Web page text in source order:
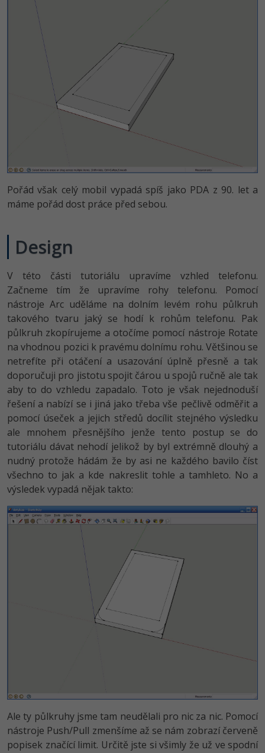
Pořád však celý mobil vypadá spíš jako PDA z 90. let a
máme pořád dost práce před sebou.
Design
V této části tutoriálu upravíme vzhled telefonu.
Začneme tím že upravíme rohy telefonu. Pomocí
nástroje Arc uděláme na dolním levém rohu půlkruh
takového tvaru jaký se hodí k rohům telefonu. Pak
půlkruh zkopírujeme a otočíme pomocí nástroje Rotate
na vhodnou pozici k pravému dolnímu rohu. Většinou se
netrefíte při otáčení a usazování úplně přesně a tak
doporučuji pro jistotu spojit čárou u spojů ručně ale tak
aby to do vzhledu zapadalo. Toto je však nejednoduší
řešení a nabízí se i jiná jako třeba vše pečlivě odměřit a
pomocí úseček a jejich středů docílit stejného výsledku
ale mnohem přesnějšího jenže tento postup se do
tutoriálu dávat nehodí jelikož by byl extrémně dlouhý a
nudný protože hádám že by asi ne každého bavilo číst
všechno to jak a kde nakreslit tohle a tamhleto. No a
výsledek vypadá nějak takto:
Ale ty půlkruhy jsme tam neudělali pro nic za nic. Pomocí
nástroje Push/Pull zmenšíme až se nám zobrazí červeně
popisek značící limit. Určitě jste si všimly že už ve spodní